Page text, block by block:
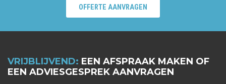
OFFERTE AANVRAGEN
VRIJBLIJVEND: EEN AFSPRAAK MAKEN OF
EEN ADVIESGESPREK AANVRAGEN